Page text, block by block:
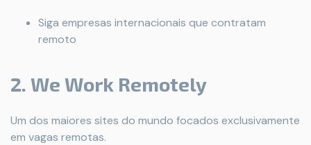
Siga empresas internacionais que contratam
remoto
2. We Work Remotely
Um dos maiores sites do mundo focados exclusivamente
em vagas remotas.